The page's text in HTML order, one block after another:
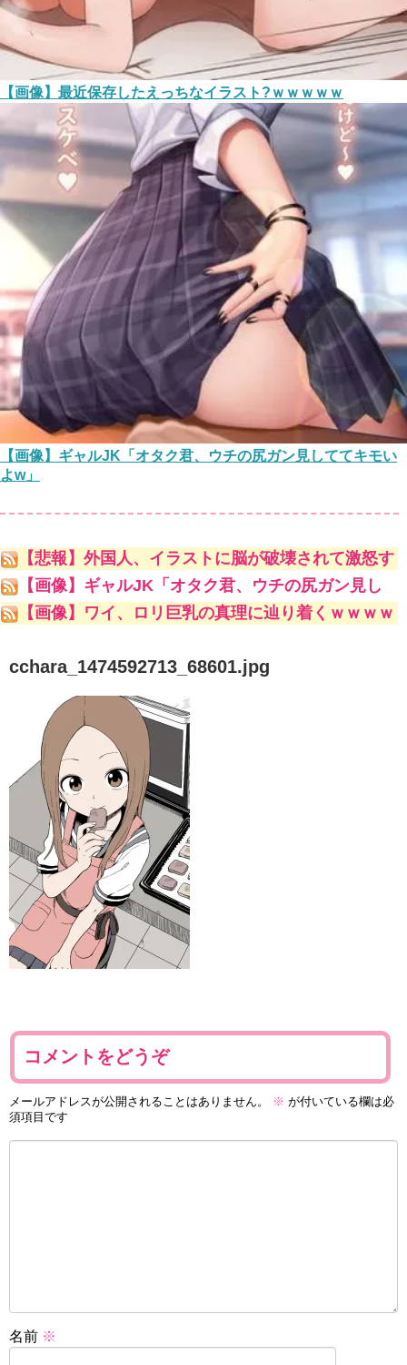
【画像】最近保存したえっちなイラスト?ｗｗｗｗｗ
【画像】ギャルJK「オタク君、ウチの尻ガン見しててキモい
よw」
【悲報】外国人、イラストに脳が破壊されて激怒す
るｗｗｗｗｗ
【画像】ギャルJK「オタク君、ウチの尻ガン見し
ててキモいよw」
【画像】ワイ、ロリ巨乳の真理に辿り着くｗｗｗｗ
cchara_1474592713_68601.jpg
コメントをどうぞ
メールアドレスが公開されることはありません。 ※ が付いている欄は必
須項目です
名前 ※